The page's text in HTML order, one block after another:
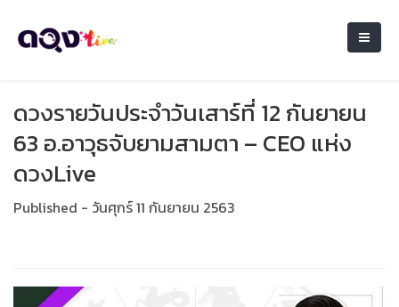
ดวงรายวันประจำวันเสาร์ที่ 12 กันยายน
63 อ.อาวุธจับยามสามตา – CEO แห่ง
ดวงLive
Published - วันศุกร์ 11 กันยายน 2563